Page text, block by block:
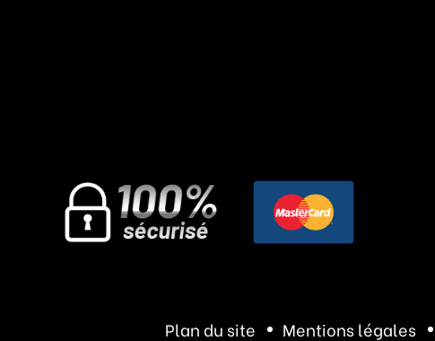
Plan du site Mentions légales